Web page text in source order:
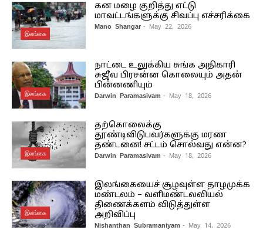
இலங்கை
கன மழை குறித்து எட்டு
மாவட்டங்களுக்கு சிவப்பு எச்சரிக்கை
Mano Shangar - May 22, 2026
இலங்கை
நாட்டை உலுக்கிய சுங்க அதிகாரி
சுஜீவ பிரசன்ன கொலையும் அதன்
பின்னணியும்
Darwin Paramasivam - May 18, 2026
இலங்கை
தற்கொலைக்கு
தூண்டிவிடுபவர்களுக்கு மரண
தண்டனை! சட்டம் சொல்வது என்ன?
Darwin Paramasivam - May 18, 2026
இலங்கை
இலங்கையைச் சூழவுள்ள தாழமுக்க
மண்டலம் – வளிமண்டலவியல்
திணைக்களம் விடுத்துள்ள
அறிவிப்பு
Nishanthan Subramaniyam - May 14, 2026